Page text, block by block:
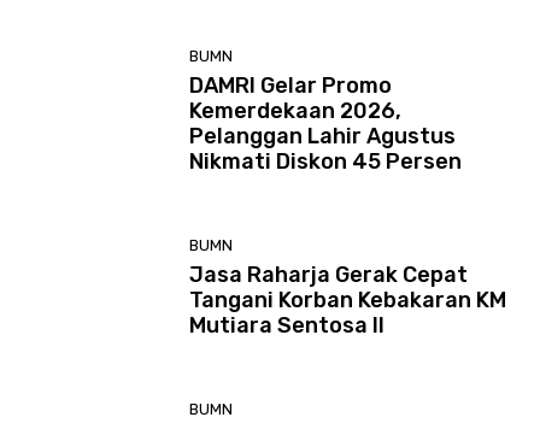
BUMN
DAMRI Gelar Promo
Kemerdekaan 2026,
Pelanggan Lahir Agustus
Nikmati Diskon 45 Persen
BUMN
Jasa Raharja Gerak Cepat
Tangani Korban Kebakaran KM
Mutiara Sentosa II
BUMN